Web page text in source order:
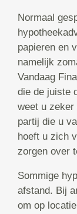
Normaal
papieren en
namelijk
Vandaag
die de juiste
weet u zeker
partij die u
hoeft u zich
zorgen over
Sommige
afstand. Bij
om op